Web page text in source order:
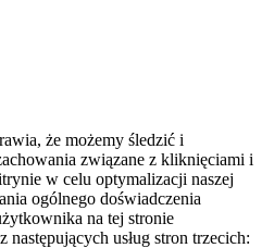
że możemy śledzić i
związane z kliknięciami i
w celu optymalizacji naszej
ogólnego doświadczenia
na tej stronie
usług stron trzecich: